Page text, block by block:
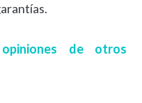
de otros